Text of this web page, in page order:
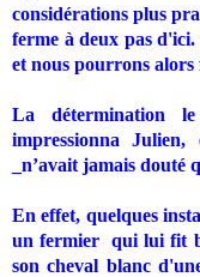
considérations plus
ferme à deux pas
et nous pourrons
La détermination
impressionna
_n’avait jamais
En effet, quelques
un fermier
qui lui fit
son cheval blanc